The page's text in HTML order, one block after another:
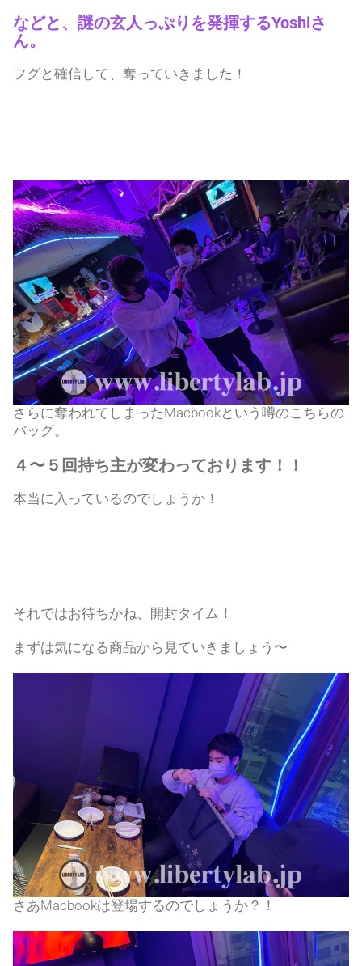
などと、謎の玄人っぷりを発揮するYoshiさ
ん。
フグと確信して、奪っていきました！
さらに奪われてしまったMacbookという噂のこちらの
バッグ。
４〜５回持ち主が変わっております！！
本当に入っているのでしょうか！
それではお待ちかね、開封タイム！
まずは気になる商品から見ていきましょう〜
さあMacbookは登場するのでしょうか？！